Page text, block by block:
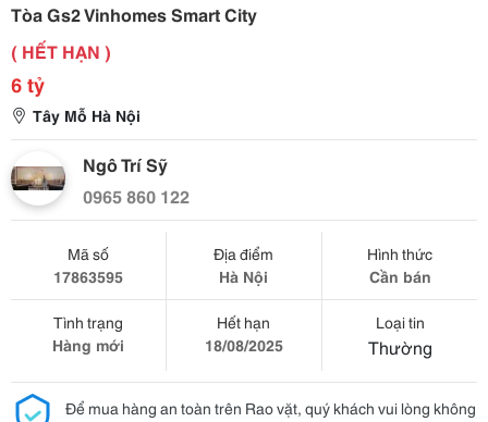
Tòa Gs2 Vinhomes Smart City
( HẾT HẠN )
6 tỷ
Tây Mỗ Hà Nội
Ngô Trí Sỹ
0965 860 122
Mã số
17863595
Địa điểm
Hà Nội
Hình thức
Cần bán
Tình trạng
Hàng mới
Hết hạn
18/08/2025
Loại tin
Thường
Để mua hàng an toàn trên Rao vặt, quý khách vui lòng không